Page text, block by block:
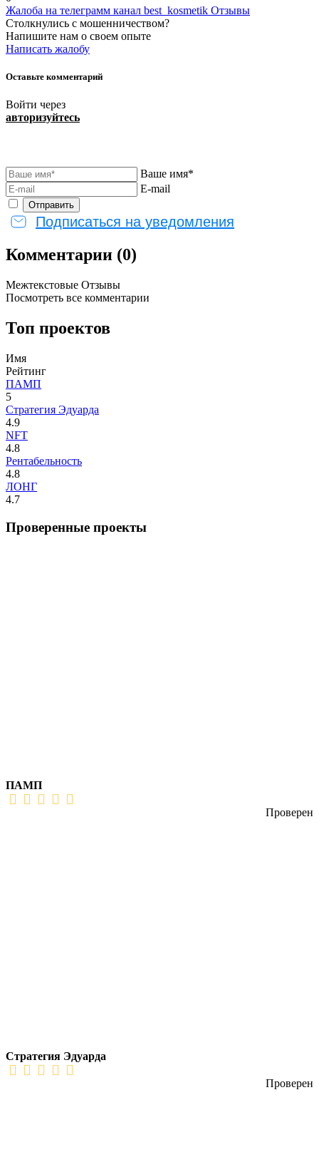
Жалоба на телеграмм канал best_kosmetik Отзывы
Столкнулись с мошенничеством?
Напишите нам о своем опыте
Написать жалобу
Оставьте комментарий
Войти через
авторизуйтесь
Ваше имя*
E-mail
Подписаться на уведомления
Комментарии (0)
Межтекстовые Отзывы
Посмотреть все комментарии
Топ проектов
Имя
Рейтинг
ПАМП
5
Стратегия Эдуарда
4.9
NFT
4.8
Рентабельность
4.8
ЛОНГ
4.7
Проверенные проекты
ПАМП
Проверен
Стратегия Эдуарда
Проверен